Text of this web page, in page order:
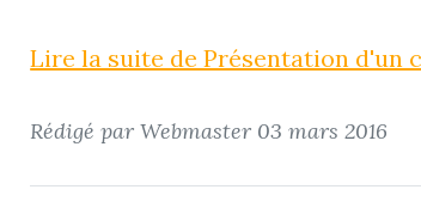
Lire la suite de Présentation d'un
Rédigé par Webmaster 03 mars 2016